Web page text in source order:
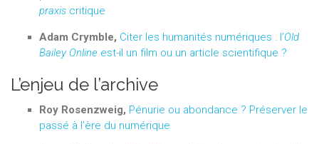
praxis critique
Adam Crymble, Citer les humanités numériques : l’Old
Bailey Online est-il un film ou un article scientifique ?
L’enjeu de l’archive
Roy Rosenzweig, Pénurie ou abondance ? Préserver le
passé à l’ère du numérique